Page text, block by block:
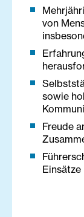
von
sowie
Freude
Einsätze